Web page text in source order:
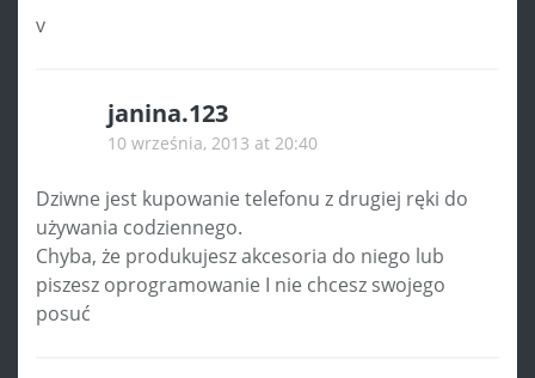
v
janina.123
10 września, 2013 at 20:40
Dziwne jest kupowanie telefonu z drugiej ręki do
używania codziennego.
Chyba, że produkujesz akcesoria do niego lub
piszesz oprogramowanie I nie chcesz swojego
posuć